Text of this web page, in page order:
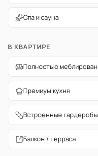
Спа и сауна
В КВАРТИРЕ
Полностью меблирован
Премиум кухня
Встроенные гардеробы
Балкон / терраса